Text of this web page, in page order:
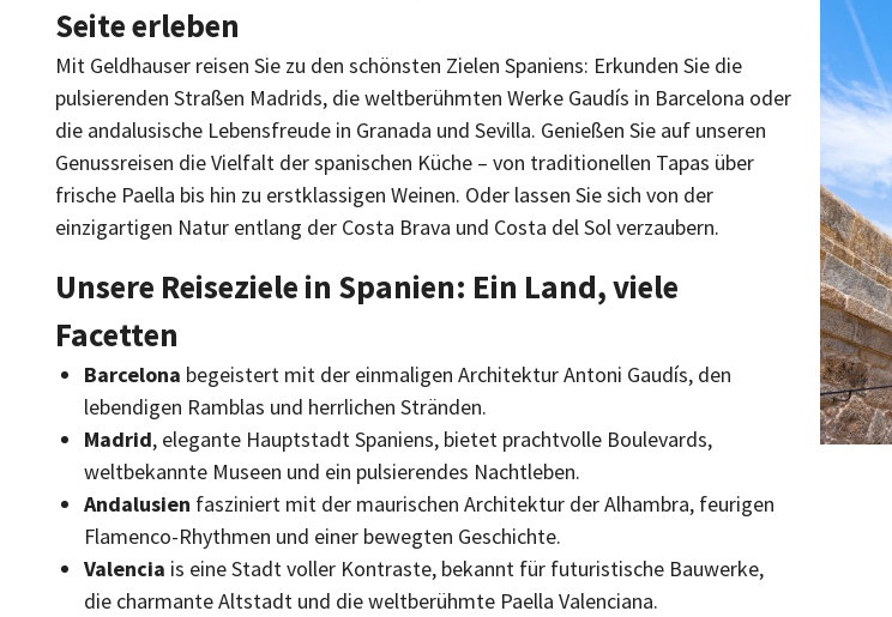
Seite erleben
Mit Geldhauser reisen Sie zu den schönsten Zielen Spaniens: Erkunden Sie die
pulsierenden Straßen Madrids, die weltberühmten Werke Gaudís in Barcelona oder
die andalusische Lebensfreude in Granada und Sevilla. Genießen Sie auf unseren
Genussreisen die Vielfalt der spanischen Küche – von traditionellen Tapas über
frische Paella bis hin zu erstklassigen Weinen. Oder lassen Sie sich von der
einzigartigen Natur entlang der Costa Brava und Costa del Sol verzaubern.
Unsere Reiseziele in Spanien: Ein Land, viele
Facetten
Barcelona begeistert mit der einmaligen Architektur Antoni Gaudís, den
lebendigen Ramblas und herrlichen Stränden.
Madrid, elegante Hauptstadt Spaniens, bietet prachtvolle Boulevards,
weltbekannte Museen und ein pulsierendes Nachtleben.
Andalusien fasziniert mit der maurischen Architektur der Alhambra, feurigen
Flamenco-Rhythmen und einer bewegten Geschichte.
Valencia is eine Stadt voller Kontraste, bekannt für futuristische Bauwerke,
die charmante Altstadt und die weltberühmte Paella Valenciana.